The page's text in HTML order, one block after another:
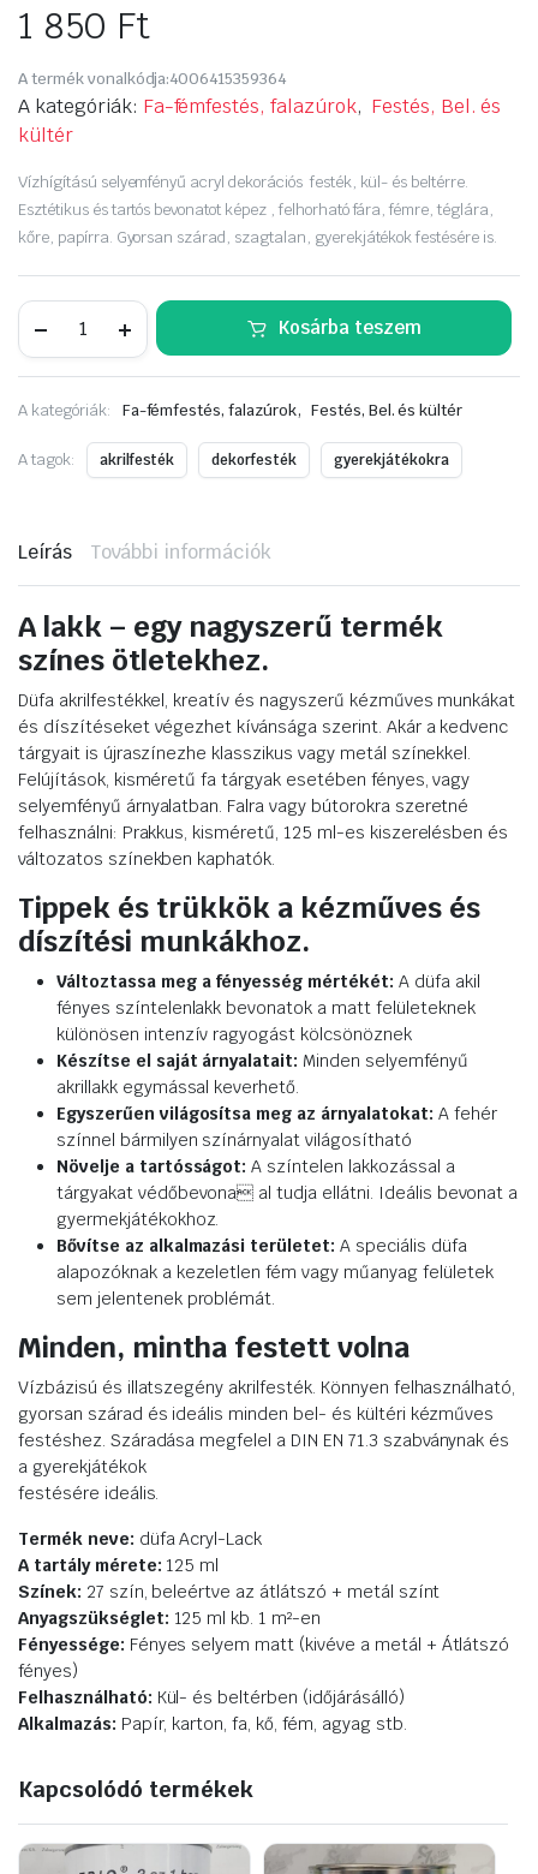
1 850 Ft
A termék vonalkódja:4006415359364
A kategóriák: Fa-fémfestés, falazúrok, Festés, Bel. és
kültér
Vízhígítású selyemfényű acryl dekorációs festék, kül- és beltérre.
Esztétikus és tartós bevonatot képez , felhorható fára, fémre, téglára,
kőre, papírra. Gyorsan szárad, szagtalan, gyerekjátékok festésére is.
Acryl-
levélzöld/blattgrün
mennyiség
Kosárba teszem
A kategóriák: Fa-fémfestés, falazúrok, Festés, Bel. és kültér
A tagok: akrilfesték dekorfesték gyerekjátékokra
Leírás További információk
A lakk – egy nagyszerű termék
színes ötletekhez.
Düfa akrilfestékkel, kreatív és nagyszerű kézműves munkákat
és díszítéseket végezhet kívánsága szerint. Akár a kedvenc
tárgyait is újraszínezhe klasszikus vagy metál színekkel.
Felújítások, kisméretű fa tárgyak esetében fényes, vagy
selyemfényű árnyalatban. Falra vagy bútorokra szeretné
felhasználni: Prakkus, kisméretű, 125 ml-es kiszerelésben és
változatos színekben kaphatók.
Tippek és trükkök a kézműves és
díszítési munkákhoz.
Változtassa meg a fényesség mértékét: A düfa akil
fényes színtelenlakk bevonatok a matt felületeknek
különösen intenzív ragyogást kölcsönöznek
Készítse el saját árnyalatait: Minden selyemfényű
akrillakk egymással keverhető.
Egyszerűen világosítsa meg az árnyalatokat: A fehér
színnel bármilyen színárnyalat világosítható
Növelje a tartósságot: A színtelen lakkozással a
tárgyakat védőbevona al tudja ellátni. Ideális bevonat a
gyermekjátékokhoz.
Bővítse az alkalmazási területet: A speciális düfa
alapozóknak a kezeletlen fém vagy műanyag felületek
sem jelentenek problémát.
Minden, mintha festett volna
Vízbázisú és illatszegény akrilfesték. Könnyen felhasználható,
gyorsan szárad és ideális minden bel- és kültéri kézműves
festéshez. Száradása megfelel a DIN EN 71.3 szabványnak és
a gyerekjátékok
festésére ideális.
Termék neve: düfa Acryl-Lack
A tartály mérete: 125 ml
Színek: 27 szín, beleértve az átlátszó + metál színt
Anyagszükséglet: 125 ml kb. 1 m²-en
Fényessége: Fényes selyem matt (kivéve a metál + Átlátszó
fényes)
Felhasználható: Kül- és beltérben (időjárásálló)
Alkalmazás: Papír, karton, fa, kő, fém, agyag stb.
Kapcsolódó termékek